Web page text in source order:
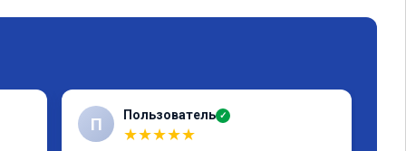
П Пользователь ✓
★★★★★